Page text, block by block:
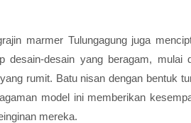
marmer Tulungagung juga
desain-desain yang beragam, mulai
rumit. Batu nisan dengan bentuk
model ini memberikan
mereka.